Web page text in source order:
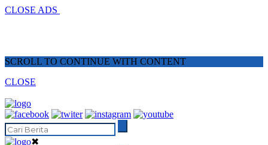
CLOSE ADS
SCROLL TO CONTINUE WITH CONTENT
CLOSE
✖